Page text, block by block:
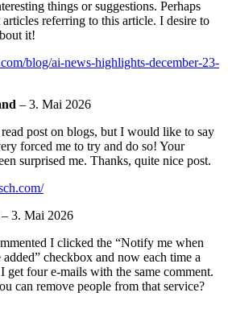
things or suggestions. Perhaps
referring to this article. I desire to
it!
blog/ai-news-highlights-december-23-
– 3. Mai 2026
post on blogs, but I would like to say
forced me to try and do so! Your
surprised me. Thanks, quite nice post.
– 3. Mai 2026
I clicked the “Notify me when
added” checkbox and now each time a
get four e-mails with the same comment.
can remove people from that service?